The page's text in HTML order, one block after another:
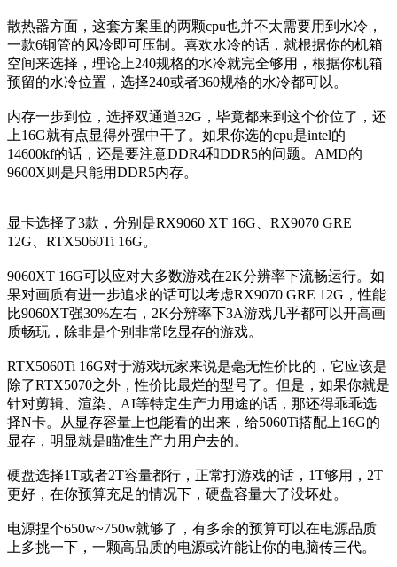
散热器方面，这套方案里的两颗cpu也并不太需要用到水冷，
一款6铜管的风冷即可压制。喜欢水冷的话，就根据你的机箱
空间来选择，理论上240规格的水冷就完全够用，根据你机箱
预留的水冷位置，选择240或者360规格的水冷都可以。
内存一步到位，选择双通道32G，毕竟都来到这个价位了，还
上16G就有点显得外强中干了。如果你选的cpu是intel的
14600kf的话，还是要注意DDR4和DDR5的问题。AMD的
9600X则是只能用DDR5内存。
显卡选择了3款，分别是RX9060 XT 16G、RX9070 GRE
12G、RTX5060Ti 16G。
9060XT 16G可以应对大多数游戏在2K分辨率下流畅运行。如
果对画质有进一步追求的话可以考虑RX9070 GRE 12G，性能
比9060XT强30%左右，2K分辨率下3A游戏几乎都可以开高画
质畅玩，除非是个别非常吃显存的游戏。
RTX5060Ti 16G对于游戏玩家来说是毫无性价比的，它应该是
除了RTX5070之外，性价比最烂的型号了。但是，如果你就是
针对剪辑、渲染、AI等特定生产力用途的话，那还得乖乖选
择N卡。从显存容量上也能看的出来，给5060Ti搭配上16G的
显存，明显就是瞄准生产力用户去的。
硬盘选择1T或者2T容量都行，正常打游戏的话，1T够用，2T
更好，在你预算充足的情况下，硬盘容量大了没坏处。
电源捏个650w~750w就够了，有多余的预算可以在电源品质
上多挑一下，一颗高品质的电源或许能让你的电脑传三代。